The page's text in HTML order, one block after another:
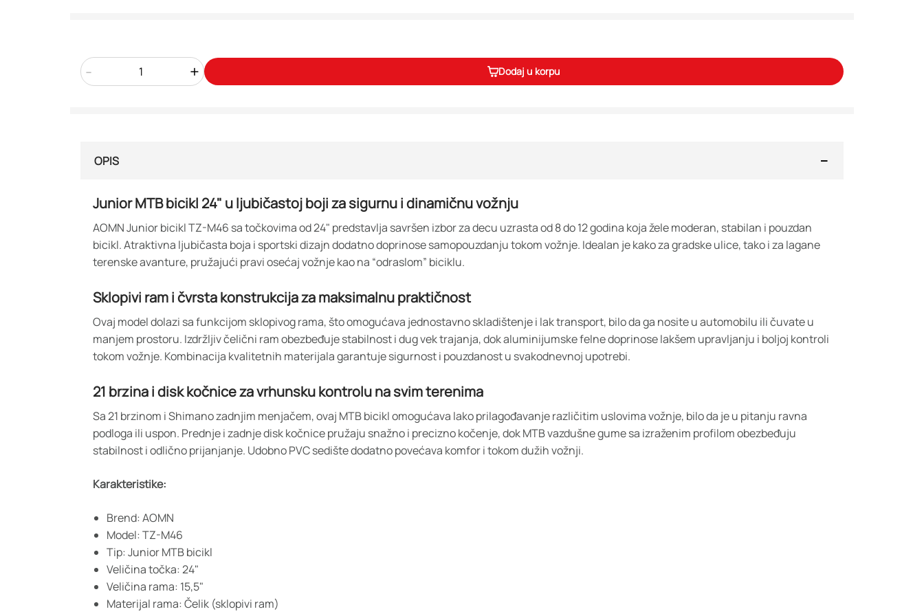
- + Dodaj u korpu
OPIS
Junior MTB bicikl 24" u ljubičastoj boji za sigurnu i dinamičnu vožnju
AOMN Junior bicikl TZ-M46 sa točkovima od 24" predstavlja savršen izbor za decu uzrasta od 8 do 12 godina koja žele moderan, stabilan i pouzdan
bicikl. Atraktivna ljubičasta boja i sportski dizajn dodatno doprinose samopouzdanju tokom vožnje. Idealan je kako za gradske ulice, tako i za lagane
terenske avanture, pružajući pravi osećaj vožnje kao na “odraslom” biciklu.
Sklopivi ram i čvrsta konstrukcija za maksimalnu praktičnost
Ovaj model dolazi sa funkcijom sklopivog rama, što omogućava jednostavno skladištenje i lak transport, bilo da ga nosite u automobilu ili čuvate u
manjem prostoru. Izdržljiv čelični ram obezbeđuje stabilnost i dug vek trajanja, dok aluminijumske felne doprinose lakšem upravljanju i boljoj kontroli
tokom vožnje. Kombinacija kvalitetnih materijala garantuje sigurnost i pouzdanost u svakodnevnoj upotrebi.
21 brzina i disk kočnice za vrhunsku kontrolu na svim terenima
Sa 21 brzinom i Shimano zadnjim menjačem, ovaj MTB bicikl omogućava lako prilagođavanje različitim uslovima vožnje, bilo da je u pitanju ravna
podloga ili uspon. Prednje i zadnje disk kočnice pružaju snažno i precizno kočenje, dok MTB vazdušne gume sa izraženim profilom obezbeđuju
stabilnost i odlično prijanjanje. Udobno PVC sedište dodatno povećava komfor i tokom dužih vožnji.
Karakteristike:
Brend: AOMN
Model: TZ-M46
Tip: Junior MTB bicikl
Veličina točka: 24"
Veličina rama: 15,5"
Materijal rama: Čelik (sklopivi ram)